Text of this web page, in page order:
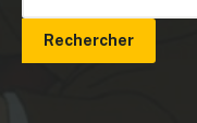
Rechercher